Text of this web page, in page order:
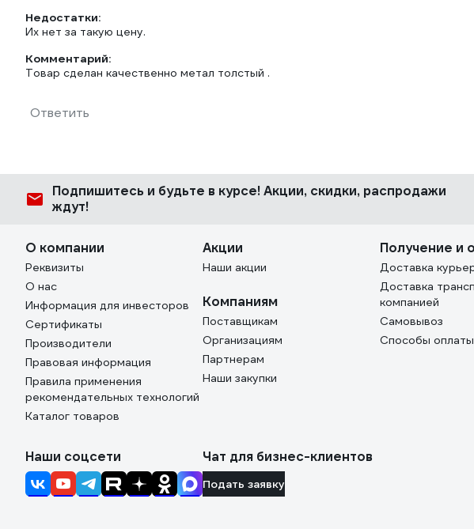
Недостатки:
Их нет за такую цену.
Комментарий:
Товар сделан качественно метал толстый .
Ответить
Подпишитесь и будьте в курсе! Акции, скидки, распродажи
ждут!
О компании
Реквизиты
О нас
Информация для инвесторов
Сертификаты
Производители
Правовая информация
Правила применения
рекомендательных технологий
Каталог товаров
Акции
Наши акции
Компаниям
Поставщикам
Организациям
Партнерам
Наши закупки
Получение и
Доставка
Доставка
компанией
Самовывоз
Способы оплаты
Наши соцсети Чат для бизнес-клиентов
Подать заявку